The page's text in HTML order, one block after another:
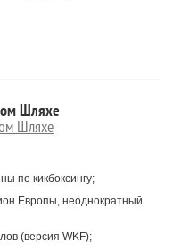
Шляхе
Шляхе
по кикбоксингу;
Европы, неоднократный
(версия WKF);